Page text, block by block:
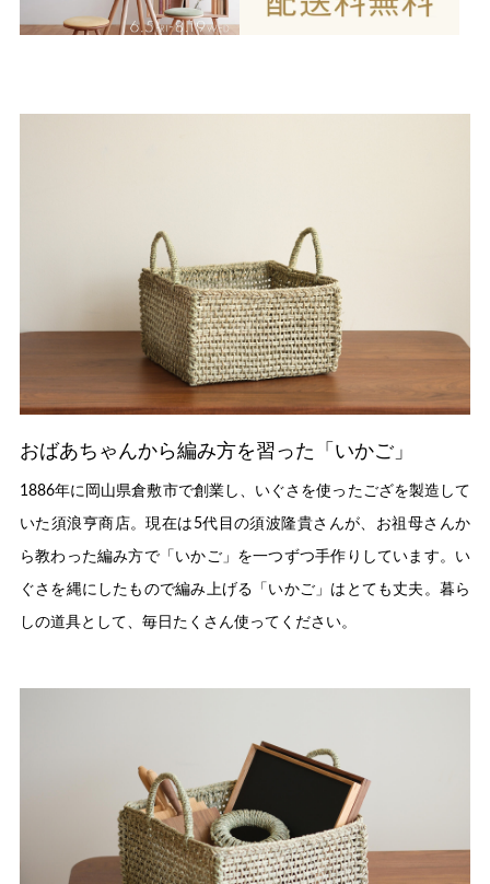
おばあちゃんから編み方を習った「いかご」
1886年に岡山県倉敷市で創業し、いぐさを使ったござを製造して
いた須浪亨商店。現在は5代目の須波隆貴さんが、お祖母さんか
ら教わった編み方で「いかご」を一つずつ手作りしています。い
ぐさを縄にしたもので編み上げる「いかご」はとても丈夫。暮ら
しの道具として、毎日たくさん使ってください。